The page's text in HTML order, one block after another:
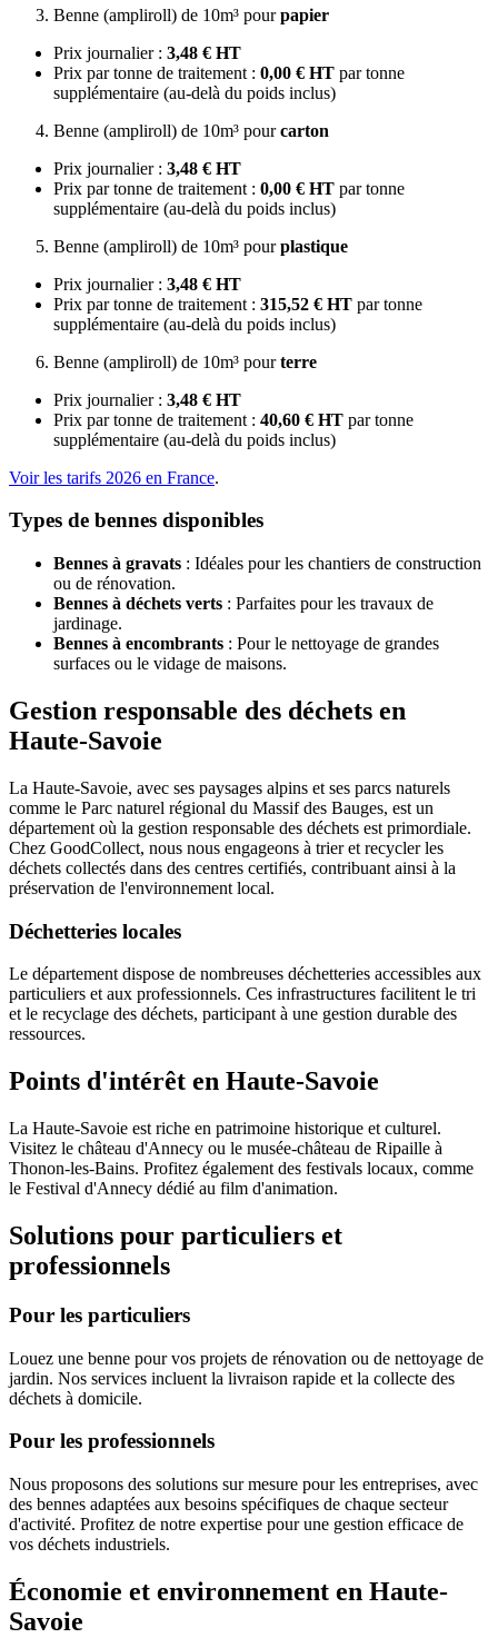
Benne (ampliroll) de 10m³ pourpapier
Prix journalier : 3,48 € HT
Prix par tonne de traitement : 0,00 € HT par tonne
supplémentaire (au-delà du poids inclus)
Benne (ampliroll) de 10m³ pourcarton
Prix journalier : 3,48 € HT
Prix par tonne de traitement : 0,00 € HT par tonne
supplémentaire (au-delà du poids inclus)
Benne (ampliroll) de 10m³ pourplastique
Prix journalier : 3,48 € HT
Prix par tonne de traitement : 315,52 € HT par tonne
supplémentaire (au-delà du poids inclus)
Benne (ampliroll) de 10m³ pourterre
Prix journalier : 3,48 € HT
Prix par tonne de traitement : 40,60 € HT par tonne
supplémentaire (au-delà du poids inclus)
Voir les tarifs 2026 en France.
Types de bennes disponibles
Bennes à gravats : Idéales pour les chantiers de construction
ou de rénovation.
Bennes à déchets verts : Parfaites pour les travaux de
jardinage.
Bennes à encombrants : Pour le nettoyage de grandes
surfaces ou le vidage de maisons.
Gestion responsable des déchets en
Haute-Savoie
La Haute-Savoie, avec ses paysages alpins et ses parcs naturels
comme le Parc naturel régional du Massif des Bauges, est un
département où la gestion responsable des déchets est primordiale.
Chez GoodCollect, nous nous engageons à trier et recycler les
déchets collectés dans des centres certifiés, contribuant ainsi à la
préservation de l'environnement local.
Déchetteries locales
Le département dispose de nombreuses déchetteries accessibles aux
particuliers et aux professionnels. Ces infrastructures facilitent le tri
et le recyclage des déchets, participant à une gestion durable des
ressources.
Points d'intérêt en Haute-Savoie
La Haute-Savoie est riche en patrimoine historique et culturel.
Visitez le château d'Annecy ou le musée-château de Ripaille à
Thonon-les-Bains. Profitez également des festivals locaux, comme
le Festival d'Annecy dédié au film d'animation.
Solutions pour particuliers et
professionnels
Pour les particuliers
Louez une benne pour vos projets de rénovation ou de nettoyage de
jardin. Nos services incluent la livraison rapide et la collecte des
déchets à domicile.
Pour les professionnels
Nous proposons des solutions sur mesure pour les entreprises, avec
des bennes adaptées aux besoins spécifiques de chaque secteur
d'activité. Profitez de notre expertise pour une gestion efficace de
vos déchets industriels.
Économie et environnement en Haute-
Savoie